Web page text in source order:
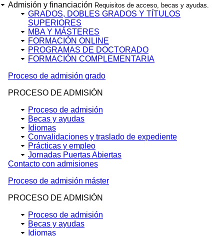
Admisión y financiación Requisitos de acceso, becas y ayudas.
GRADOS, DOBLES GRADOS Y TÍTULOS
SUPERIORES
MBA Y MÁSTERES
FORMACIÓN ONLINE
PROGRAMAS DE DOCTORADO
FORMACIÓN COMPLEMENTARIA
Proceso de admisión grado
PROCESO DE ADMISIÓN
Proceso de admisión
Becas y ayudas
Idiomas
Convalidaciones y traslado de expediente
Prácticas y empleo
Jornadas Puertas Abiertas
Contacto con admisiones
Proceso de admisión máster
PROCESO DE ADMISIÓN
Proceso de admisión
Becas y ayudas
Idiomas